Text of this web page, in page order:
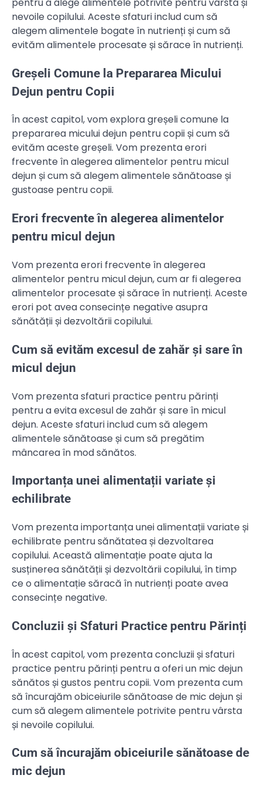
nevoile copilului. Aceste sfaturi includ cum să
alegem alimentele bogate în nutrienți și cum să
evităm alimentele procesate și sărace în nutrienți.
Greșeli Comune la Prepararea Micului
Dejun pentru Copii
În acest capitol, vom explora greșeli comune la
prepararea micului dejun pentru copii și cum să
evităm aceste greșeli. Vom prezenta erori
frecvente în alegerea alimentelor pentru micul
dejun și cum să alegem alimentele sănătoase și
gustoase pentru copii.
Erori frecvente în alegerea alimentelor
pentru micul dejun
Vom prezenta erori frecvente în alegerea
alimentelor pentru micul dejun, cum ar fi alegerea
alimentelor procesate și sărace în nutrienți. Aceste
erori pot avea consecințe negative asupra
sănătății și dezvoltării copilului.
Cum să evităm excesul de zahăr și sare în
micul dejun
Vom prezenta sfaturi practice pentru părinți
pentru a evita excesul de zahăr și sare în micul
dejun. Aceste sfaturi includ cum să alegem
alimentele sănătoase și cum să pregătim
mâncarea în mod sănătos.
Importanța unei alimentații variate și
echilibrate
Vom prezenta importanța unei alimentații variate și
echilibrate pentru sănătatea și dezvoltarea
copilului. Această alimentație poate ajuta la
susținerea sănătății și dezvoltării copilului, în timp
ce o alimentație săracă în nutrienți poate avea
consecințe negative.
Concluzii și Sfaturi Practice pentru Părinți
În acest capitol, vom prezenta concluzii și sfaturi
practice pentru părinți pentru a oferi un mic dejun
sănătos și gustos pentru copii. Vom prezenta cum
să încurajăm obiceiurile sănătoase de mic dejun și
cum să alegem alimentele potrivite pentru vârsta
și nevoile copilului.
Cum să încurajăm obiceiurile sănătoase de
mic dejun